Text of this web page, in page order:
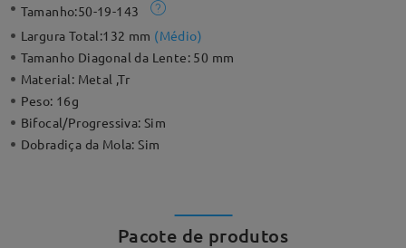
Tamanho:50-19-143
Largura Total:132 mm (Médio)
Tamanho Diagonal da Lente: 50 mm
Material: Metal ,Tr
Peso: 16g
Bifocal/Progressiva:Sim
Dobradiça da Mola:Sim
Pacote de produtos